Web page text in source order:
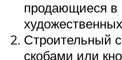
продающиеся в
Строительный
скобами или